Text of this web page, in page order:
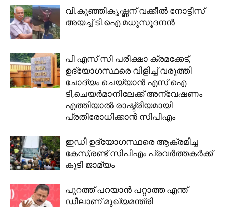
വി.കുഞ്ഞികൃഷ്ണന് വക്കീൽ നോട്ടീസ്
അയച്ച് ടി.ഐ.മധുസൂദനൻ
പി എസ് സി പരീക്ഷാ ക്രമക്കേട്,
ഉദ്യോഗസ്ഥരെ വിളിച്ച് വരുത്തി
ചോദ്യം ചെയ്യാൻ എസ് ഐ
ടി,ചെയർമാനിലേക്ക് അന്വേഷണം
എത്തിയാൽ രാഷ്ട്രീയമായി
പ്രതിരോധിക്കാൻ സിപിഎം
ഇഡി ഉദ്യോഗസ്ഥരെ ആക്രമിച്ച
കേസ്,രണ്ട് സിപിഎം പ്രവര്‍ത്തകര്‍ക്ക്
കൂടി ജാമ്യം
പുറത്ത് പറയാന്‍ പറ്റാത്ത എന്ത്
ഡീലാണ് മുഖ്യമന്ത്രി